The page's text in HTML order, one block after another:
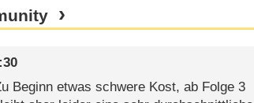
Beginn etwas schwere Kost, ab Folge 3